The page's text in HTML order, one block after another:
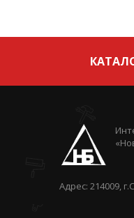
Адрес: 214009,